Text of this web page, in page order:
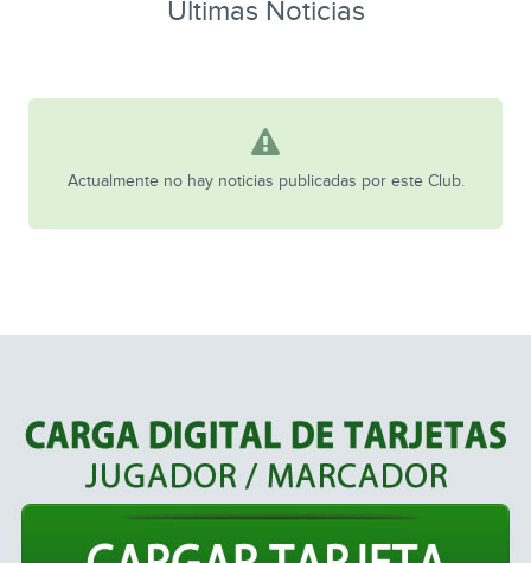
Ultimas Noticias
Actualmente no hay noticias publicadas por este Club.